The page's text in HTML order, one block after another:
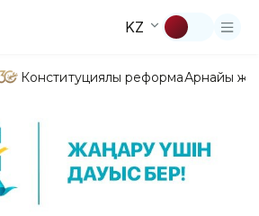
KZ
Конституциялық реформаАрнайы